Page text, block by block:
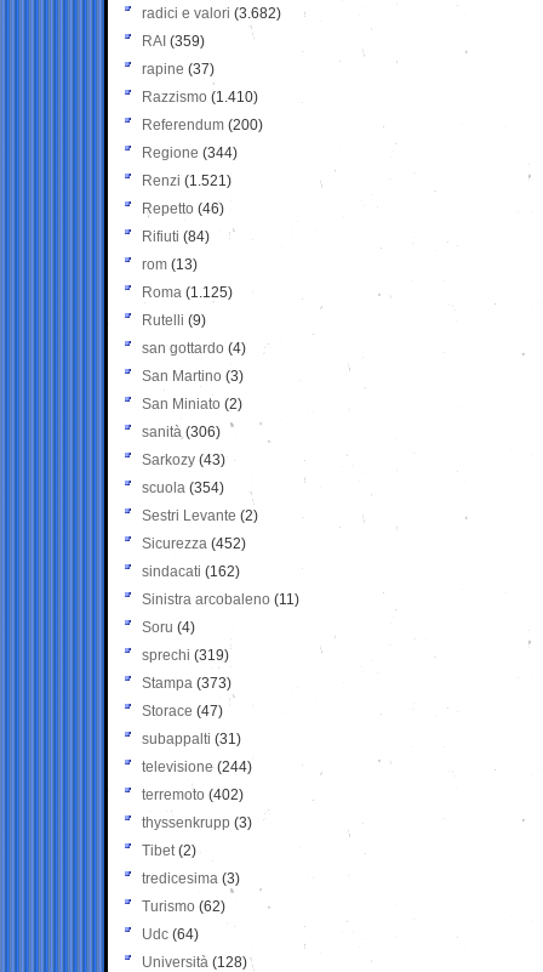
radici e valori (3.682)
RAI (359)
rapine (37)
Razzismo (1.410)
Referendum (200)
Regione (344)
Renzi (1.521)
Repetto (46)
Rifiuti (84)
rom (13)
Roma (1.125)
Rutelli (9)
san gottardo (4)
San Martino (3)
San Miniato (2)
sanità (306)
Sarkozy (43)
scuola (354)
Sestri Levante (2)
Sicurezza (452)
sindacati (162)
Sinistra arcobaleno (11)
Soru (4)
sprechi (319)
Stampa (373)
Storace (47)
subappalti (31)
televisione(244)
terremoto (402)
thyssenkrupp (3)
Tibet(2)
tredicesima (3)
Turismo (62)
Udc (64)
Università (128)